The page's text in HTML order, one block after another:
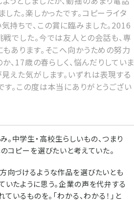
た。楽しかったです。コピーライタ
持ちで、この賞に臨みました。2016
でした。今では友人との会話も、専
あります。そこへ向かうための努力
、17歳の春らしく、悩んだりしていま
えた気がします。いずれは表現する
。この度は本当にありがとうござい
中学生・高校生らしいもの、つまり
コピーを選びたいと考えていた。
向づけるような作品を選びたいとも
たように思う。企業の声を代弁する
いるものを。「わかる、わかる！」と